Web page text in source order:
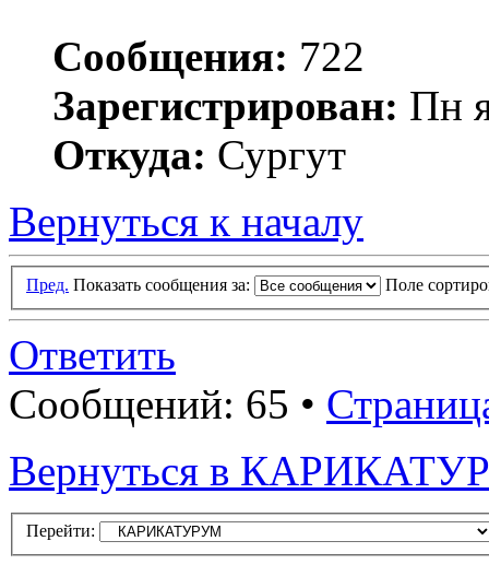
Сообщения: 722
Зарегистрирован: Пн
Откуда: Сургут
Вернуться к началу
Пред. Показать сообщения за: Поле
Ответить
Сообщений: 65 •
Вернуться в
Перейти: